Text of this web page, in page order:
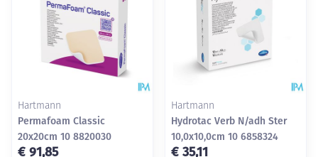
Hartmann
Permafoam Classic
20x20cm 10 8820030
€ 91,85
Hartmann
Hydrotac Verb N/adh Ster
10,0x10,0cm 10 6858324
€ 35,11